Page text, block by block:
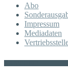
Abo
Impressum
Mediadaten